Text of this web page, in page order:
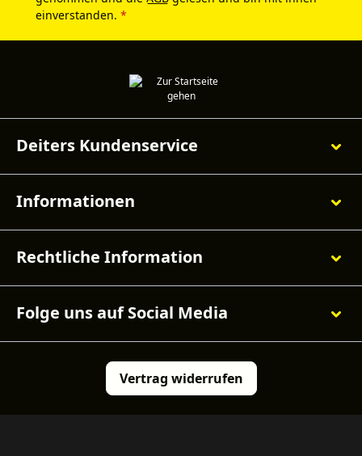
einverstanden. *
Deiters Kundenservice
Informationen
Rechtliche Information
Folge uns auf Social Media
Vertrag widerrufen